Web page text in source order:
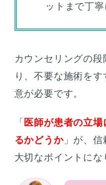
ットまで丁
カウンセリングの
り、不要な施術を
意が必要です。
「 医師が患者の立
るかどうか」が、信
大切なポイントにな